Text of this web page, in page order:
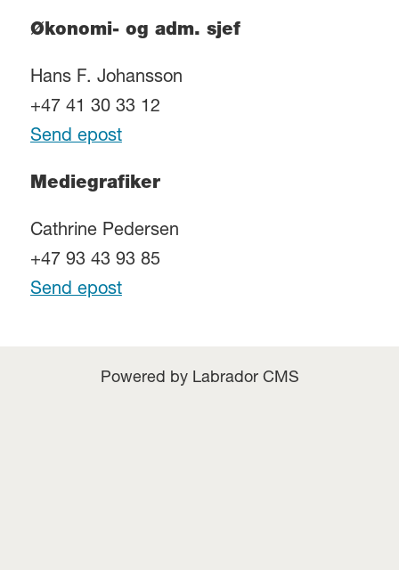
Økonomi- og adm. sjef
Hans F. Johansson
+47 41 30 33 12
Send epost
Mediegrafiker
Cathrine Pedersen
+47 93 43 93 85
Send epost
Powered by Labrador CMS